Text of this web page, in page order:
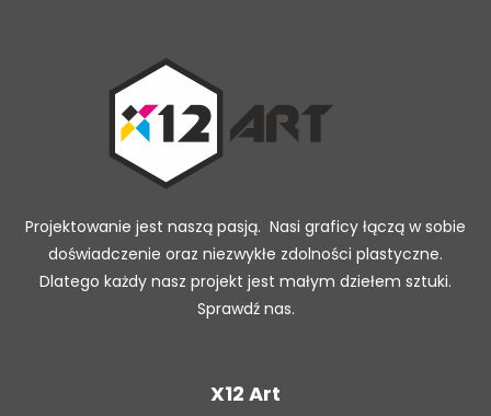
Projektowanie jest naszą pasją. Nasi graficy łączą w sobie
doświadczenie oraz niezwykłe zdolności plastyczne.
Dlatego każdy nasz projekt jest małym dziełem sztuki.
Sprawdź nas.
X12 Art